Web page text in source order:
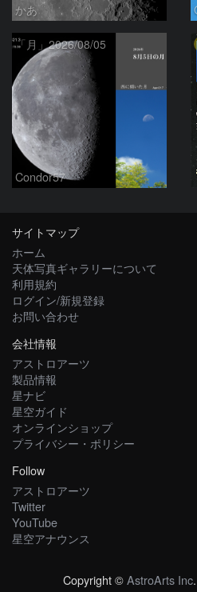
かあ
「月」2026/08/05
Condor57
サイトマップ
ホーム
天体写真ギャラリーについて
利用規約
ログイン/新規登録
お問い合わせ
会社情報
アストロアーツ
製品情報
星ナビ
星空ガイド
オンラインショップ
プライバシー・ポリシー
Follow
アストロアーツ
Twitter
YouTube
星空アナウンス
Copyright ©AstroArts Inc